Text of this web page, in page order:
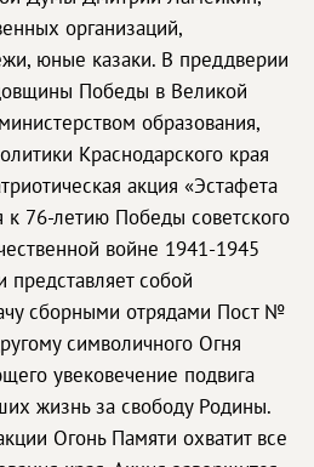
организаций,
юные казаки. В преддверии
Победы в Великой
образования,
Краснодарского края
акция «Эстафета
к 76-летию Победы советского
войне 1941-1945
представляет собой
сборными отрядами Пост №
символичного Огня
увековечение подвига
жизнь за свободу Родины.
Огонь Памяти охватит все